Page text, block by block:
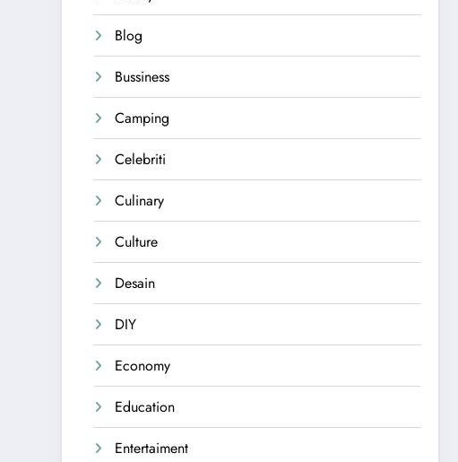
Blog
Bussiness
Camping
Celebriti
Culinary
Culture
Desain
DIY
Economy
Education
Entertaiment